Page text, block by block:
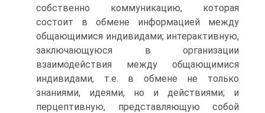
собственно коммуникацию, которая
состоит в обмене информацией между
общающимися индивидами; интерактивную,
заключающуюся в организации
взаимодействия между общающимися
индивидами, т.е. в обмене не только
знаниями, идеями, но и действиями; и
перцептивную, представляющую собой